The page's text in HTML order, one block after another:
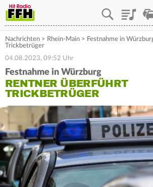
Playlist
Nachrichten > Rhein-Main > Festnahme in
Trickbetrüger
04.08.2023, 09:52 Uhr
Festnahme in Würzburg
RENTNER ÜBERFÜHRT
TRICKBETRÜGER